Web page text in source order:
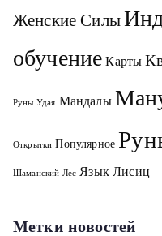
Женские Силы
обучение Карты
Руны Удая Мандалы
Открытки Популярное
Шаманский Лес Язык Лисиц
Метки новостей